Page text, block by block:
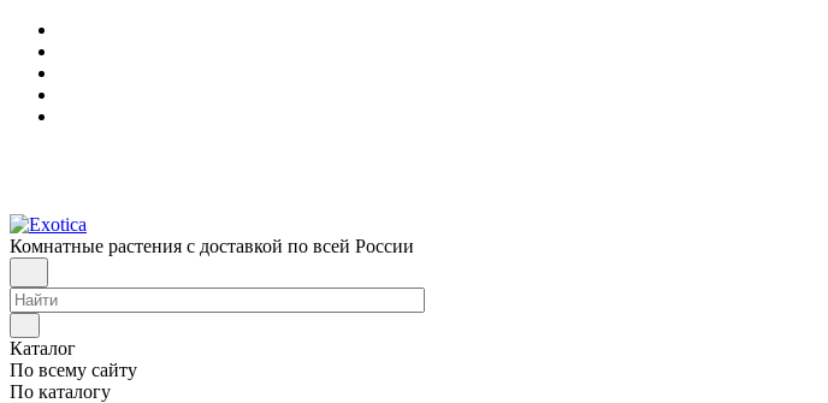
Комнатные растения с доставкой по всей России
Каталог
По всему сайту
По каталогу